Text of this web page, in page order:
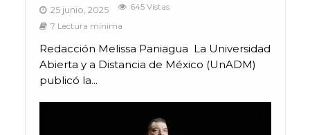
25 junio, 2025
645 Vistas
7 Lectura mínima
Redacción Melissa Paniagua La Universidad
Abierta y a Distancia de México (UnADM)
publicó la...